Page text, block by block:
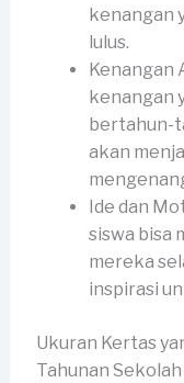
kenangan
lulus.
Kenangan
kenangan
bertahun-
akan
Ide dan
siswa bisa
mereka
inspirasi
Ukuran Kertas
Tahunan Sekolah